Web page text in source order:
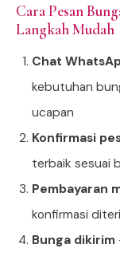
Cara Pesan
Langkah Mudah
Chat
kebutuhan
ucapan
Konfirmasi
terbaik sesuai
Pembayaran
konfirmasi
Bunga dikirim